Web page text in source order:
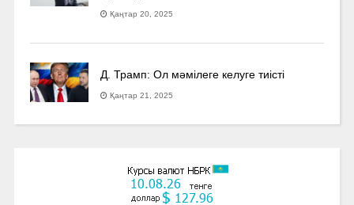
Қаңтар 20, 2025
Д. Трамп: Ол мәмілеге келуге тиісті
Қаңтар 21, 2025